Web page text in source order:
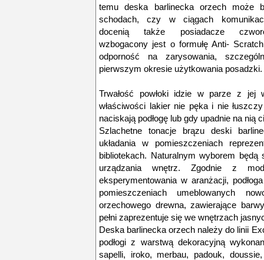
temu deska barlinecka orzech może
schodach, czy w ciągach
docenią także posiadacze
wzbogacony jest o formułę Anti-
odporność na zarysowania,
pierwszym okresie użytkowania posadzki.
Trwałość powłoki idzie w parze z jej
właściwości lakier nie pęka i nie
naciskają podłogę lub gdy upadnie na nią
Szlachetne tonacje brązu deski
układania w pomieszczeniach
bibliotekach. Naturalnym wyborem
urządzania wnętrz. Zgodnie z
eksperymentowania w aranżacji,
pomieszczeniach umeblowanych
orzechowego drewna, zawierające
pełni zaprezentuje się we wnętrzach
Deska barlinecka orzech należy do linii
podłogi z warstwą dekoracyjną
sapelli, iroko, merbau, padouk,